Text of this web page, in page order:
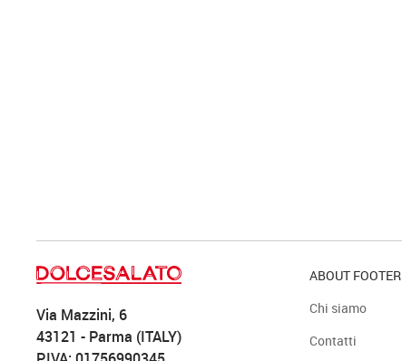
Via Mazzini, 6
43121 - Parma (ITALY)
ABOUT FOOTER
Chi siamo
Contatti